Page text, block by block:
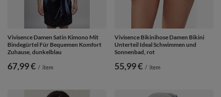
Vivisence Damen Satin Kimono Mit
Bindegürtel Für Bequemen Komfort
Zuhause, dunkelblau
67,99 € / item
Vivisence Bikinihose Damen Bikini
Unterteil Ideal Schwimmen und
Sonnenbad, rot
55,99 € / item